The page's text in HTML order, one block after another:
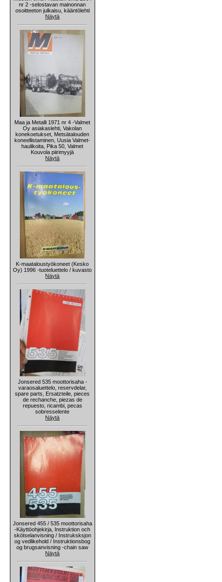
nr 2 -selostavan mainonnan
osoitteeton julkaisu, kääntölehti
Näytä
Maa ja Metalli 1971 nr 4 -Valmet
Oy asiakaslehti, Vakolan
konekoetukset, Metsätalouden
koneellistaminen, Uusia Valmet-
haulikoita, Pika 50, Valmet
Kouvola piirimyyjä
Näytä
K-maataloustyökoneet (Kesko
Oy) 1996 -tuoteluettelo / kuvasto
Näytä
Jonsered 535 moottorisaha -
varaosaluettelo, reservdelar,
spare parts, Ersatzteile, pieces
de rechanche, piezas de
repuesto, ricambi, pecas
sobresselente
Näytä
Jonsered 455 / 535 moottorisaha
-Käyttöohjekirja, Instruktion och
skötselanvisning / Instruksksjon
og vedlikehold / Instruktionsbog
og brugsanvisning -chain saw
Näytä